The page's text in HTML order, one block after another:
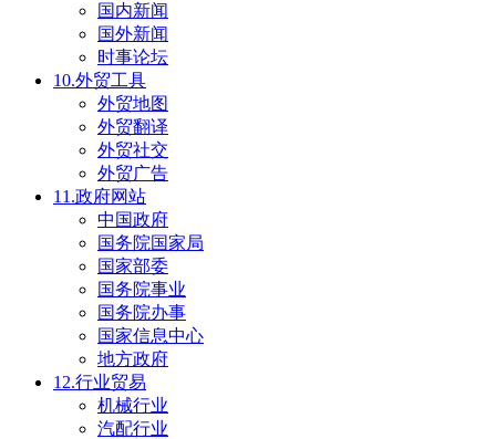
国内新闻
国外新闻
时事论坛
10.外贸工具
外贸地图
外贸翻译
外贸社交
外贸广告
11.政府网站
中国政府
国务院国家局
国家部委
国务院事业
国务院办事
国家信息中心
地方政府
12.行业贸易
机械行业
汽配行业